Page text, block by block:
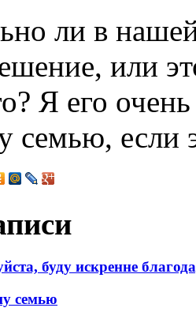
ли в
или
Я его
семью, если
буду искренне
семью